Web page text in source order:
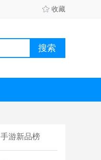
收藏
手游新品榜